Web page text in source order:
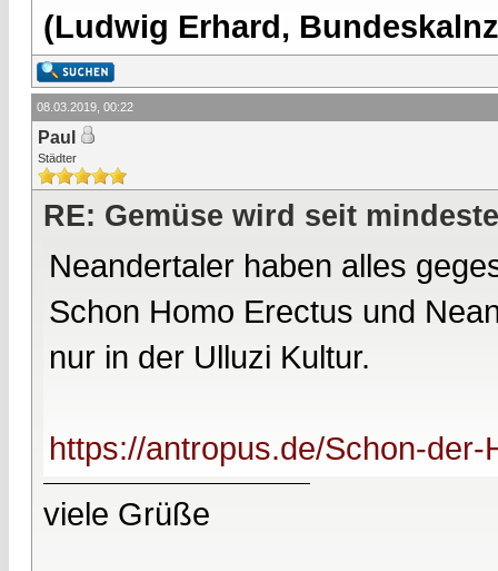
(Ludwig Erhard,
08.03.2019, 00:22
Paul
Städter
RE: Gemüse wird seit
Neandertaler haben alles
Schon Homo Erectus und
nur in der Ulluzi Kultur.
https://antropus.de/Schon-
viele Grüße